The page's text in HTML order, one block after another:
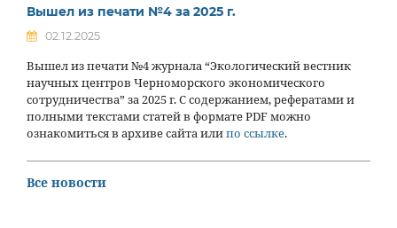
Вышел из печати №4 за 2025 г.
02.12.2025
Вышел из печати №4 журнала “Экологический вестник
научных центров Черноморского экономического
сотрудничества” за 2025 г. С содержанием, рефератами и
полными текстами статей в формате PDF можно
ознакомиться в архиве сайта илипо ссылке.
Все новости